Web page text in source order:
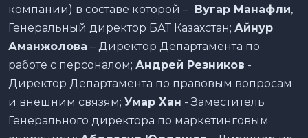
компании) в составе которой –
Вугар Манафли,
Генеральный директор БАТ Казахстан; Айнур
Аманжолова – Директор Департамента по
работе с персоналом; Андрей Резников -
Директор Департамента по правовым вопросам
и внешним связям; Умар Хан - Заместитель
Генерального директора по маркетинговым